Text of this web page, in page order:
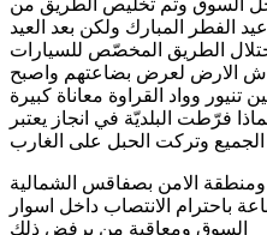
الفطر المبارك ولكن بعد العيد
الطريق المخصّص للسيارات
الارض لعرض بضاعتهم واصبح
تنيور وواد القراوة معاناة كبيرة
فرّطت البلديّة في انجاز يعتبر
الجميع وتركت الحبل على الغارب
الامن بصفاقس الشمالية
باحترام الانتصاب داخل اسوار
السوق ومعاقبة من يرفض ذلك